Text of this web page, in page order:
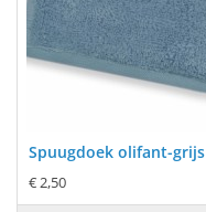
Spuugdoek olifant-grijs
€ 2,50